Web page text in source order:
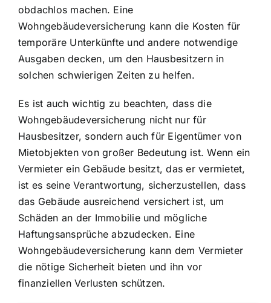
obdachlos machen. Eine
Wohngebäudeversicherung kann die Kosten für
temporäre Unterkünfte und andere notwendige
Ausgaben decken, um den Hausbesitzern in
solchen schwierigen Zeiten zu helfen.
Es ist auch wichtig zu beachten, dass die
Wohngebäudeversicherung nicht nur für
Hausbesitzer, sondern auch für Eigentümer von
Mietobjekten von großer Bedeutung ist. Wenn ein
Vermieter ein Gebäude besitzt, das er vermietet,
ist es seine Verantwortung, sicherzustellen, dass
das Gebäude ausreichend versichert ist, um
Schäden an der Immobilie und mögliche
Haftungsansprüche abzudecken. Eine
Wohngebäudeversicherung kann dem Vermieter
die nötige Sicherheit bieten und ihn vor
finanziellen Verlusten schützen.